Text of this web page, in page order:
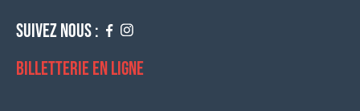
Suivez nous :
Billetterie en ligne